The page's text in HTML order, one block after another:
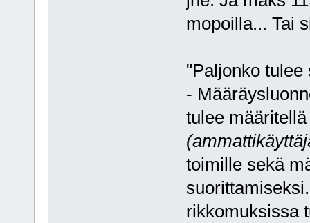
mopoilla... Tai
"Paljonko
-
tulee
toimille sekä
rikkomuksissa